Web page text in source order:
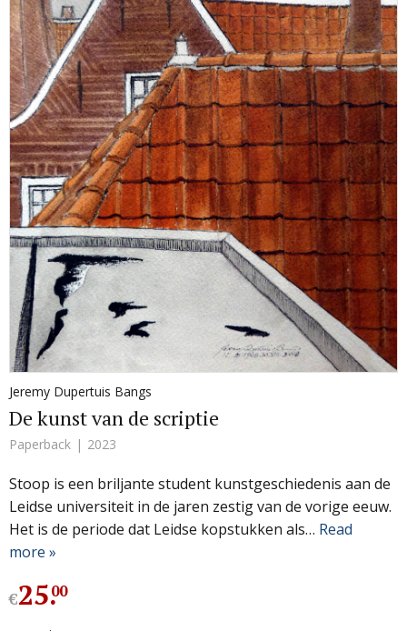
Jeremy Dupertuis Bangs
De kunst van de scriptie
Paperback 2023
Stoop is een briljante student kunstgeschiedenis aan de
Leidse universiteit in de jaren zestig van de vorige eeuw.
Het is de periode dat Leidse kopstukken als… Read
more »
€25.
00